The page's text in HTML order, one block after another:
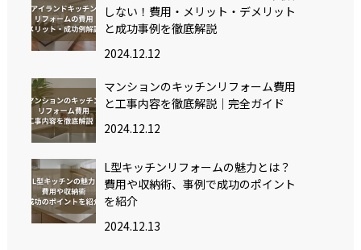
しない！費用・メリット・デメリット
と成功事例を徹底解説
2024.12.12
マンションのキッチンリフォーム費用
と工事内容を徹底解説｜完全ガイド
2024.12.12
L型キッチンリフォームの魅力とは？
費用や収納術、事例で成功のポイント
を紹介
2024.12.13